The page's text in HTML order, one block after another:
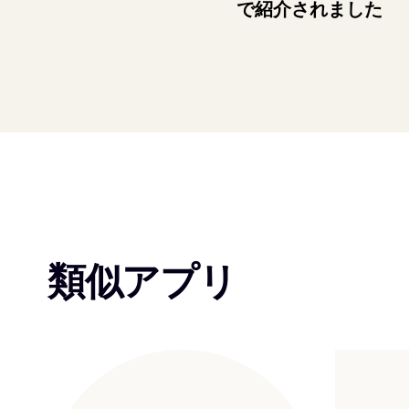
で紹介されました
類似アプリ